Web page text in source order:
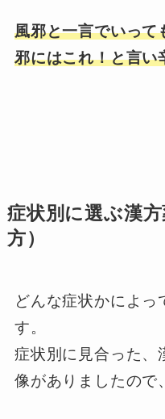
風邪と一言でいって
邪にはこれ！と言い
症状別に選ぶ漢
方）
どんな症状かによっ
す。
症状別に見合った、
像がありましたので